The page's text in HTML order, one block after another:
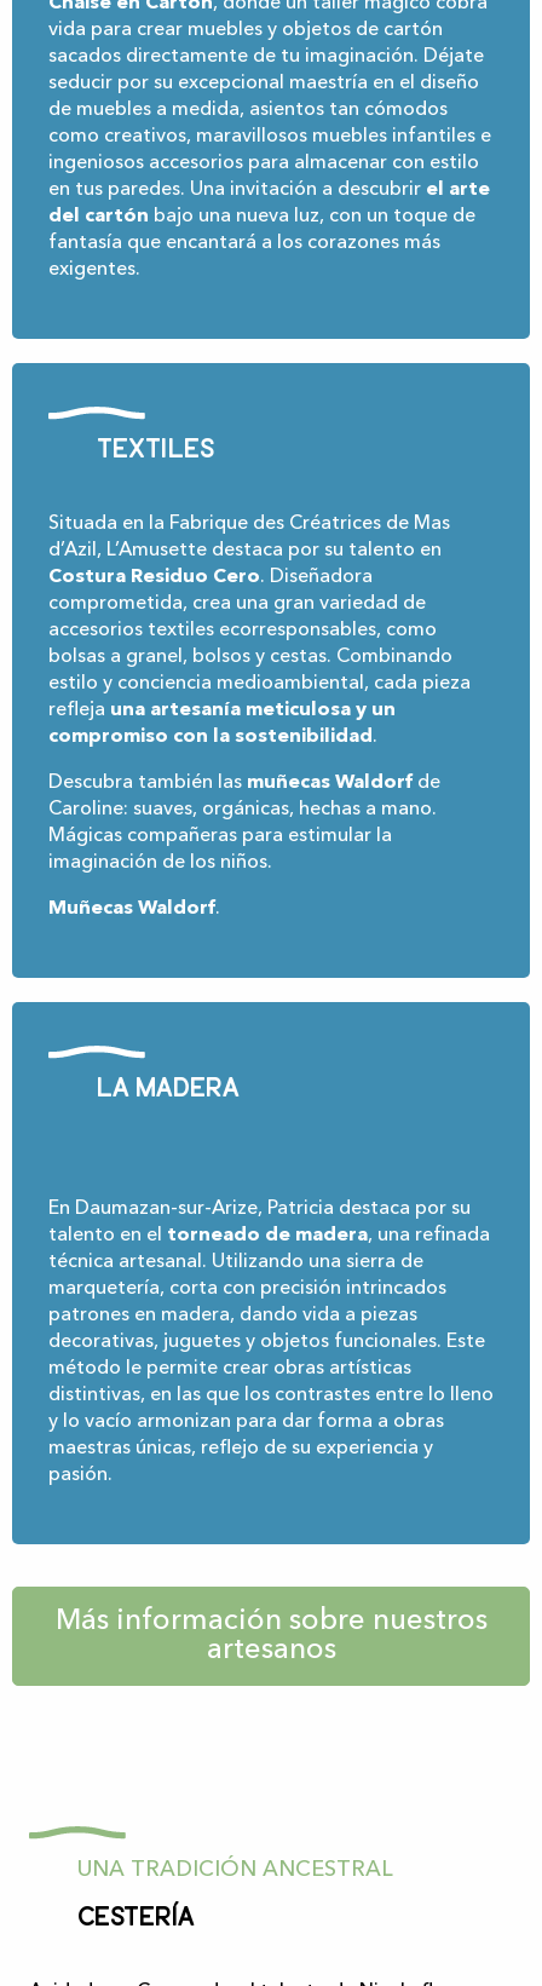
vida para crear muebles y objetos de cartón
sacados directamente de tu imaginación. Déjate
seducir por su excepcional maestría en el diseño
de muebles a medida, asientos tan cómodos
como creativos, maravillosos muebles infantiles e
ingeniosos accesorios para almacenar con estilo
en tus paredes. Una invitación a descubrir el arte
del cartón bajo una nueva luz, con un toque de
fantasía que encantará a los corazones más
exigentes.
Textiles
Situada en la Fabrique des Créatrices de Mas
d’Azil, L’Amusette destaca por su talento en
Costura Residuo Cero. Diseñadora
comprometida, crea una gran variedad de
accesorios textiles ecorresponsables, como
bolsas a granel, bolsos y cestas. Combinando
estilo y conciencia medioambiental, cada pieza
refleja una artesanía meticulosa y un
compromiso con la sostenibilidad .
Descubra también las muñecas Waldorf de
Caroline: suaves, orgánicas, hechas a mano.
Mágicas compañeras para estimular la
imaginación de los niños.
Muñecas Waldorf.
La madera
En Daumazan-sur-Arize, Patricia destaca por su
talento en el torneado de madera, una refinada
técnica artesanal. Utilizando una sierra de
marquetería, corta con precisión intrincados
patrones en madera, dando vida a piezas
decorativas, juguetes y objetos funcionales. Este
método le permite crear obras artísticas
distintivas, en las que los contrastes entre lo lleno
y lo vacío armonizan para dar forma a obras
maestras únicas, reflejo de su experiencia y
pasión.
Más información sobre nuestros
artesanos
UNA TRADICIÓN ANCESTRAL
Cestería